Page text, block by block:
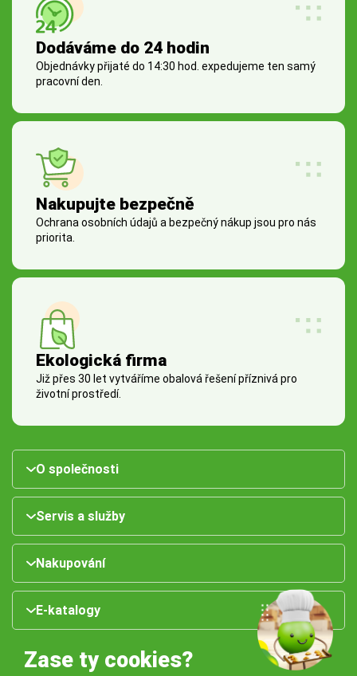
Dodáváme do 24 hodin
Objednávky přijaté do 14:30 hod. expedujeme ten samý
pracovní den.
Nakupujte bezpečně
Ochrana osobních údajů a bezpečný nákup jsou pro nás
priorita.
Ekologická firma
Již přes 30 let vytváříme obalová řešení příznivá pro
životní prostředí.
O společnosti
Servis a služby
Nakupování
E-katalogy
Zase ty cookies?